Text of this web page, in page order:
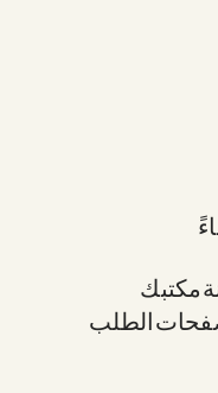
مكتبك
الطلب